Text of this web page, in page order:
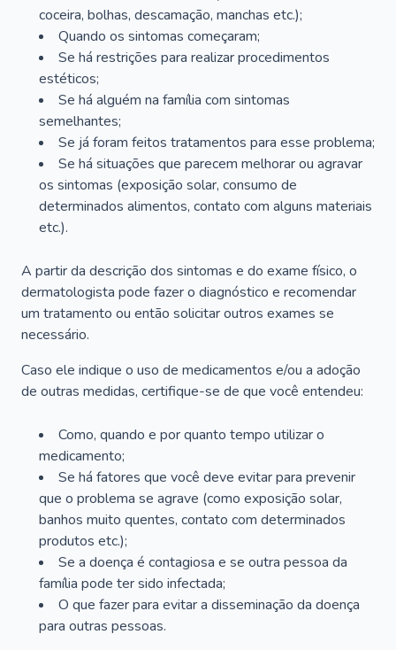
coceira, bolhas, descamação, manchas etc.);
Quando os sintomas começaram;
Se há restrições para realizar procedimentos
estéticos;
Se há alguém na família com sintomas
semelhantes;
Se já foram feitos tratamentos para esse problema;
Se há situações que parecem melhorar ou agravar
os sintomas (exposição solar, consumo de
determinados alimentos, contato com alguns materiais
etc.).
A partir da descrição dos sintomas e do exame físico, o
dermatologista pode fazer o diagnóstico e recomendar
um tratamento ou então solicitar outros exames se
necessário.
Caso ele indique o uso de medicamentos e/ou a adoção
de outras medidas, certifique-se de que você entendeu:
Como, quando e por quanto tempo utilizar o
medicamento;
Se há fatores que você deve evitar para prevenir
que o problema se agrave (como exposição solar,
banhos muito quentes, contato com determinados
produtos etc.);
Se a doença é contagiosa e se outra pessoa da
família pode ter sido infectada;
O que fazer para evitar a disseminação da doença
para outras pessoas.